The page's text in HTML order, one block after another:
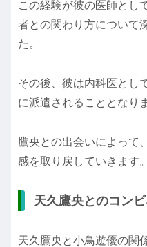
この経験が彼の医師とし
者との関わり方について
た。
その後、彼は内科医とし
に派遣されることとなり
鷹央との出会いによって
感を取り戻していきます。
天久鷹央とのコン
天久鷹央と小鳥遊優の関